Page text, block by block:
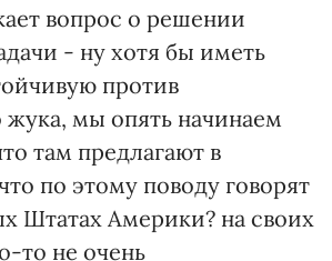
вопрос о решении
- ну хотя бы иметь
против
жука, мы опять начинаем
там предлагают в
по этому поводу говорят
Штатах Америки? на своих
то не очень